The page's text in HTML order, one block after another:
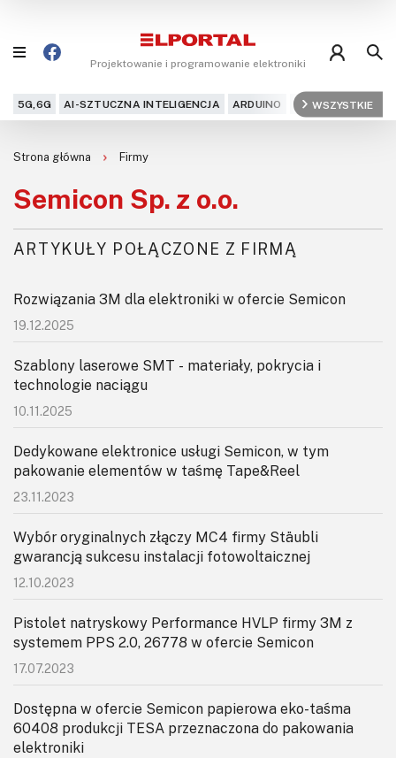
Projektowanie i programowanie elektroniki
5G,6G AI-SZTUCZNA INTELIGENCJA ARDUINO ARM AUDIO
WSZYSTKIE
Projekty
KITy AVT
Newsletter
Archiwum
Strona główna Firmy
Semicon Sp. z o.o.
ARTYKUŁY POŁĄCZONE Z FIRMĄ
Rozwiązania 3M dla elektroniki w ofercie Semicon
19.12.2025
Szablony laserowe SMT - materiały, pokrycia i
technologie naciągu
10.11.2025
Dedykowane elektronice usługi Semicon, w tym
pakowanie elementów w taśmę Tape&Reel
23.11.2023
Wybór oryginalnych złączy MC4 firmy Stäubli
gwarancją sukcesu instalacji fotowoltaicznej
12.10.2023
Pistolet natryskowy Performance HVLP firmy 3M z
systemem PPS 2.0, 26778 w ofercie Semicon
17.07.2023
Dostępna w ofercie Semicon papierowa eko-taśma
60408 produkcji TESA przeznaczona do pakowania
elektroniki